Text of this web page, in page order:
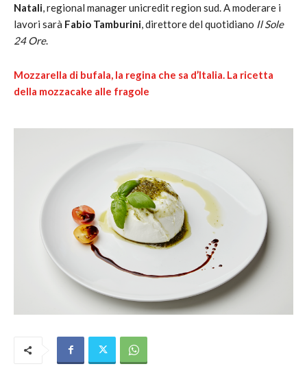
Natali, regional manager unicredit region sud. A moderare i
lavori sarà Fabio Tamburini, direttore del quotidiano Il Sole
24 Ore.
Mozzarella di bufala, la regina che sa d’Italia. La ricetta
della mozzacake alle fragole